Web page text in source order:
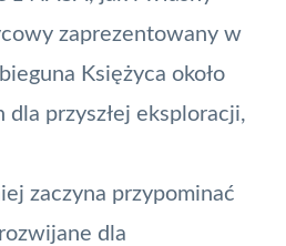
zaprezentowany w
Księżyca około
przyszłej eksploracji,
zaczyna przypominać
dla